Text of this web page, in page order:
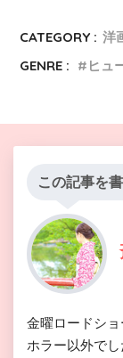
CATEGORY : 洋
GENRE :
ヒュ
この記事を
金曜ロードシ
ホラー以外で